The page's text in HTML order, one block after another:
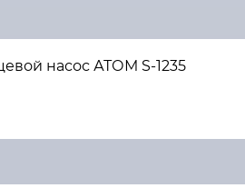
насос АТОМ S-1235